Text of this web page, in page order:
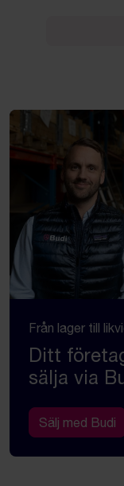
Från lager till
Ditt
sälja via
Sälj med Budi